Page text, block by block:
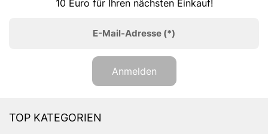
10 Euro für Ihren nächsten Einkauf!
E-Mail-Adresse (*)
Anmelden
TOP KATEGORIEN